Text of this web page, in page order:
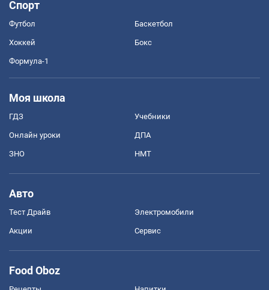
Спорт
Футбол Баскетбол
Хоккей Бокс
Формула-1
Моя школа
ГДЗ Учебники
Онлайн уроки ДПА
ЗНО НМТ
Авто
Тест Драйв Электромобили
Акции Сервис
Food Oboz